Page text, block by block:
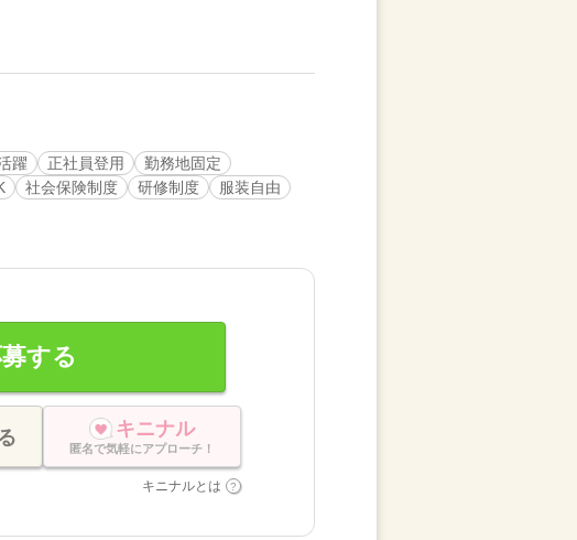
躍 正社員登用
勤務地固定
社会保険制度 研修制度
服装自由
する
キニナル
匿名で気軽にアプローチ！
キニナルとは